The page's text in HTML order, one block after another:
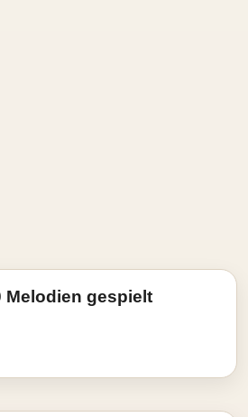
Melodien gespielt